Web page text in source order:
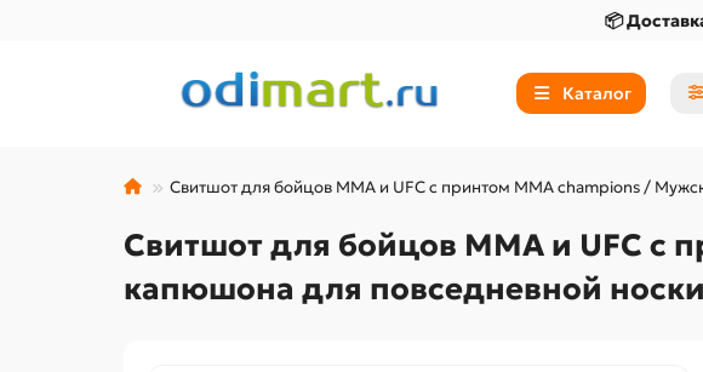
📦
Каталог
Свитшот для бойцов ММА и UFC с принтом MMA champions /
Свитшот для бойцов ММА и UFC с
капюшона для повседневной